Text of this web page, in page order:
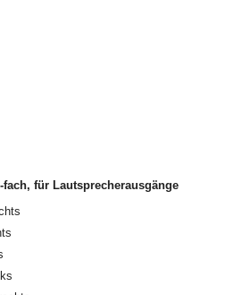
für Lautsprecherausgänge